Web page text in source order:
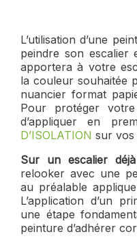
L’utilisation d’une
peindre son escalier
apportera à votre
la couleur souhaitée
nuancier format
Pour protéger
d’appliquer en
D’ISOLATION sur vos
Sur un escalier
relooker avec une
au préalable
L’application d’un
une étape
peinture d’adhérer